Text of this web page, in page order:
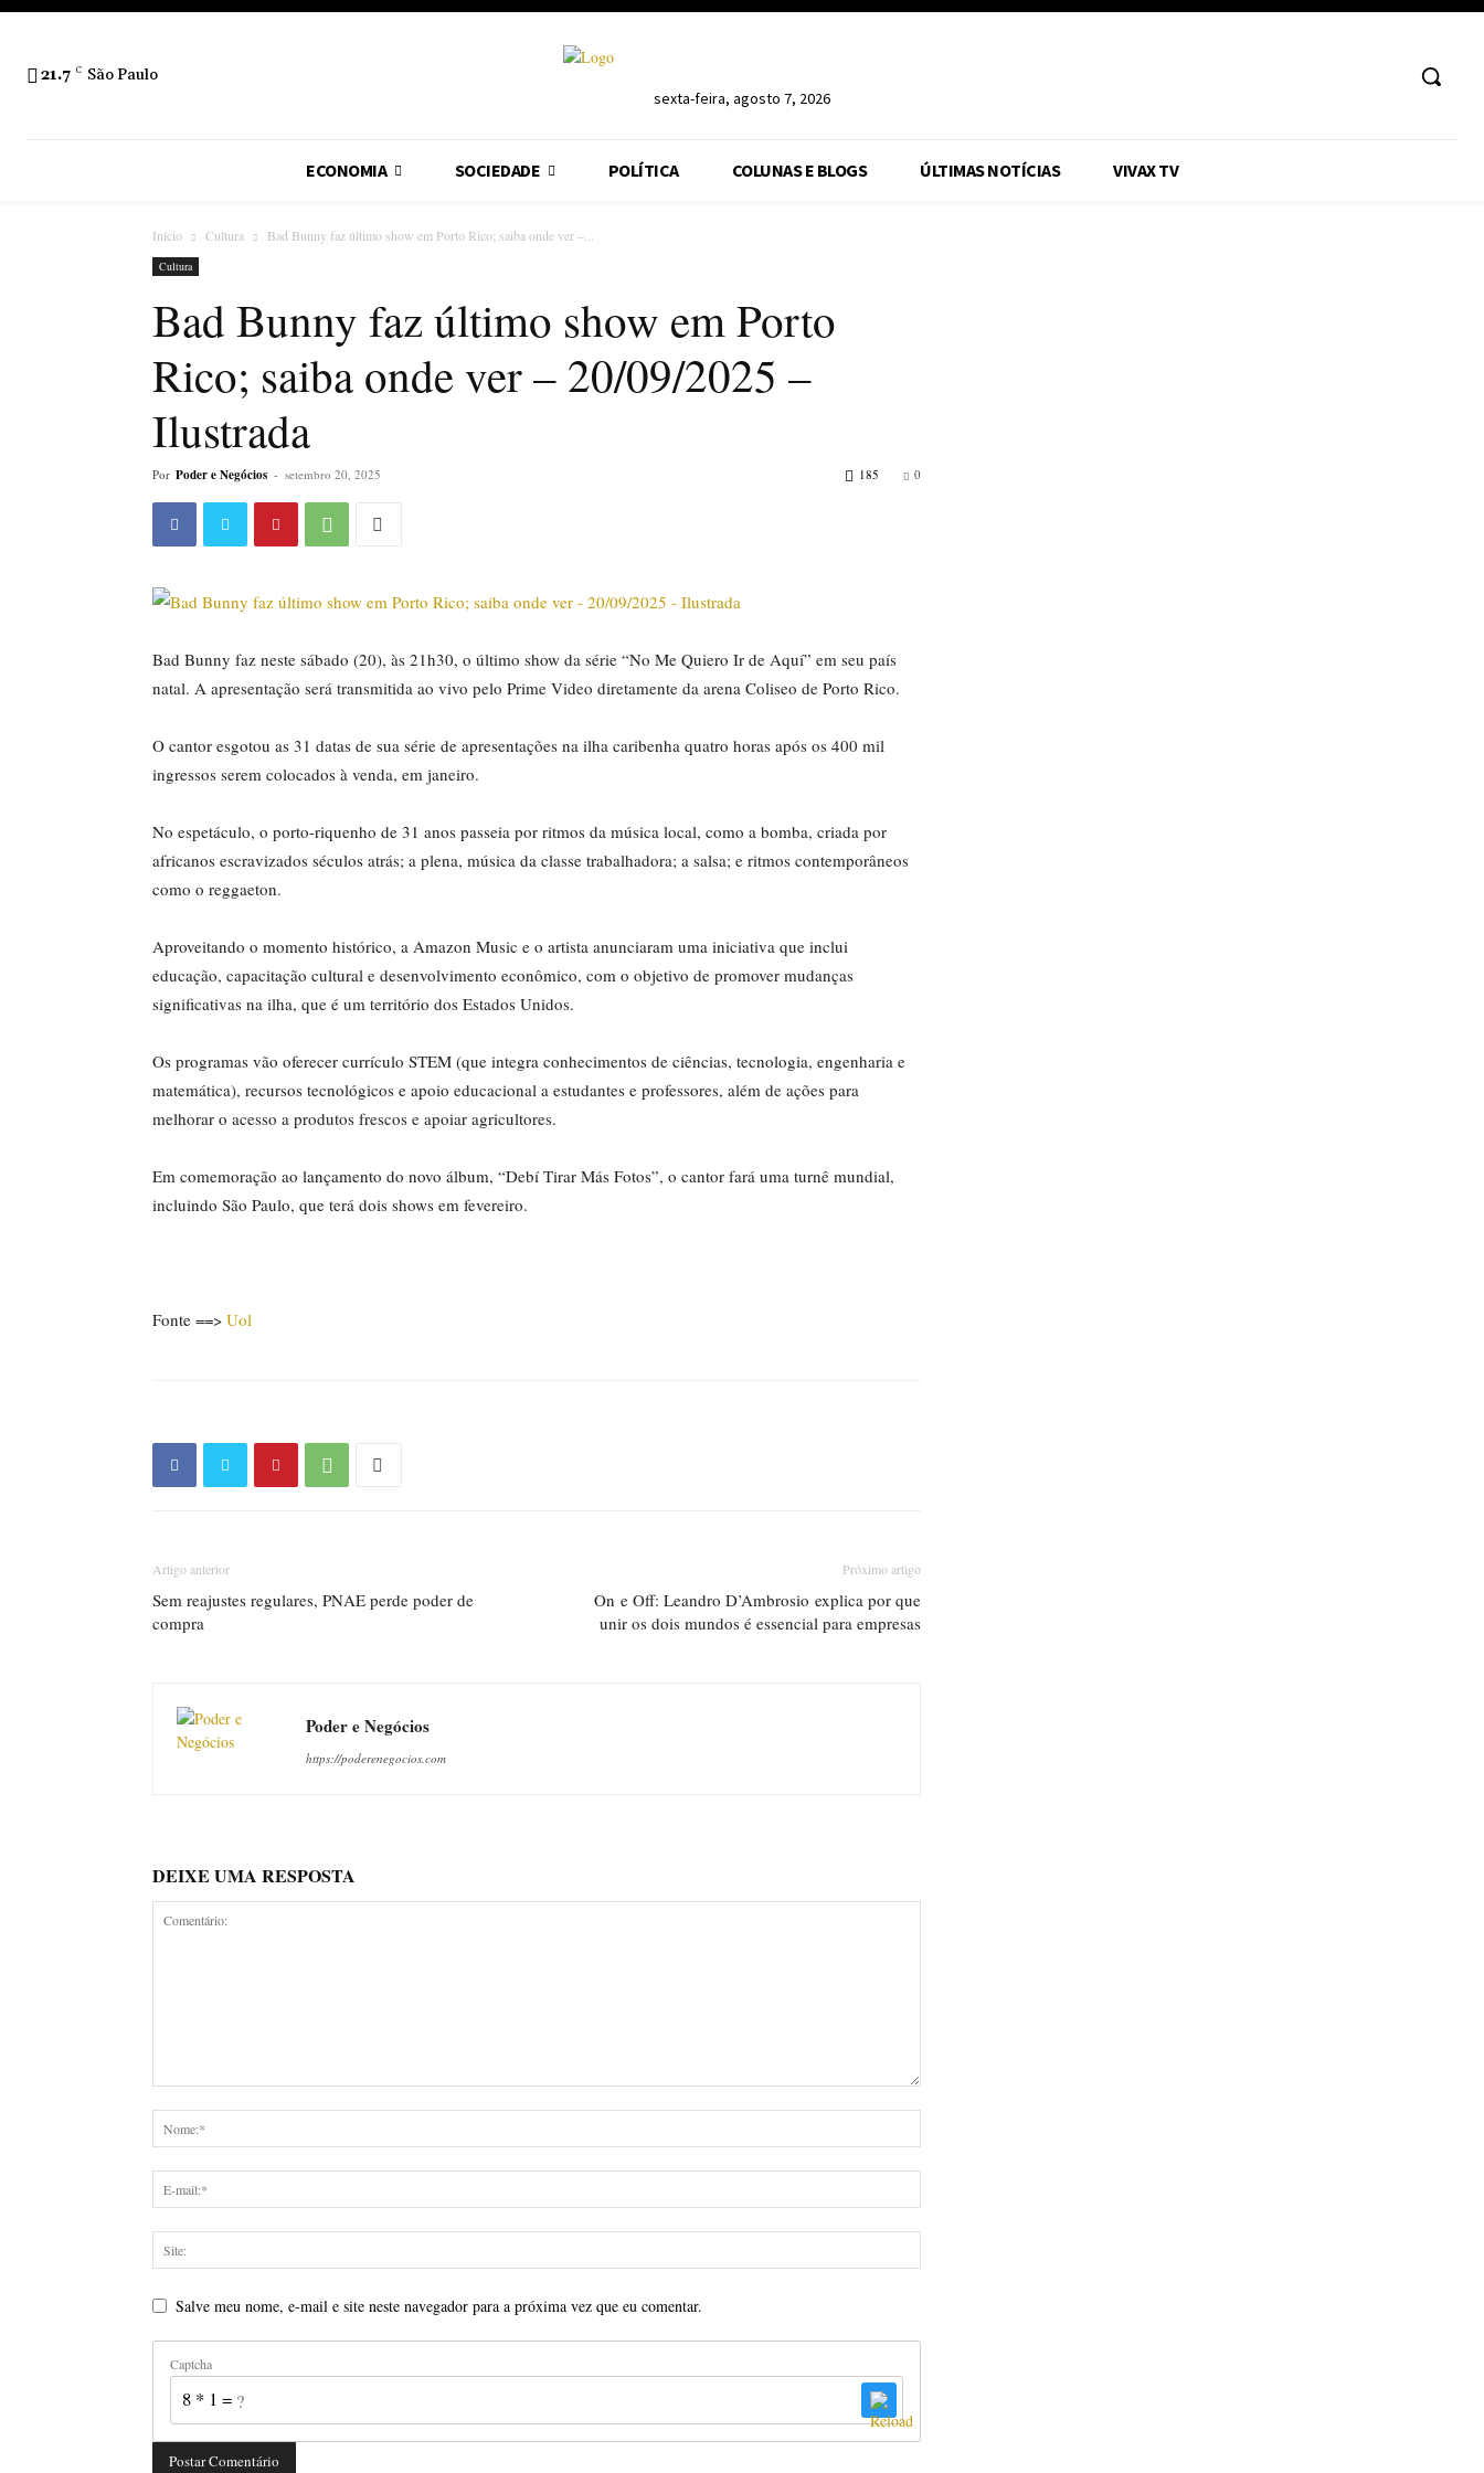
21.7 C São Paulo
sexta-feira, agosto 7, 2026
ECONOMIA SOCIEDADE POLÍTICA COLUNAS E BLOGS ÚLTIMAS NOTÍCIAS VIVAX TV
Início Cultura Bad Bunny faz último show em Porto Rico; saiba onde ver –...
Cultura
Bad Bunny faz último show em Porto
Rico; saiba onde ver – 20/09/2025 –
Ilustrada
Por Poder e Negócios - setembro 20, 2025 0
185
Bad Bunny faz neste sábado (20), às 21h30, o último show da série “No Me Quiero Ir de Aquí” em seu país
natal. A apresentação será transmitida ao vivo pelo Prime Video diretamente da arena Coliseo de Porto Rico.
O cantor esgotou as 31 datas de sua série de apresentações na ilha caribenha quatro horas após os 400 mil
ingressos serem colocados à venda, em janeiro.
No espetáculo, o porto-riquenho de 31 anos passeia por ritmos da música local, como a bomba, criada por
africanos escravizados séculos atrás; a plena, música da classe trabalhadora; a salsa; e ritmos contemporâneos
como o reggaeton.
Aproveitando o momento histórico, a Amazon Music e o artista anunciaram uma iniciativa que inclui
educação, capacitação cultural e desenvolvimento econômico, com o objetivo de promover mudanças
significativas na ilha, que é um território dos Estados Unidos.
Os programas vão oferecer currículo STEM (que integra conhecimentos de ciências, tecnologia, engenharia e
matemática), recursos tecnológicos e apoio educacional a estudantes e professores, além de ações para
melhorar o acesso a produtos frescos e apoiar agricultores.
Em comemoração ao lançamento do novo álbum, “Debí Tirar Más Fotos”, o cantor fará uma turnê mundial,
incluindo São Paulo, que terá dois shows em fevereiro.
Fonte ==> Uol
Artigo anterior
Sem reajustes regulares, PNAE perde poder de
compra
Próximo artigo
On e Off: Leandro D’Ambrosio explica por que
unir os dois mundos é essencial para empresas
Poder e Negócios
https://poderenegocios.com
DEIXE UMA RESPOSTA
Salve meu nome, e-mail e site neste navegador para a próxima vez que eu comentar.
Captcha
8 * 1 = ?